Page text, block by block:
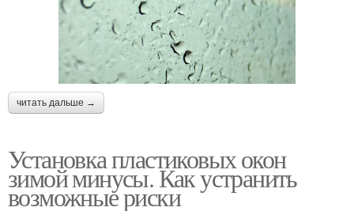
читать дальше →
Установка пластиковых окон
зимой минусы. Как устранить
возможные риски